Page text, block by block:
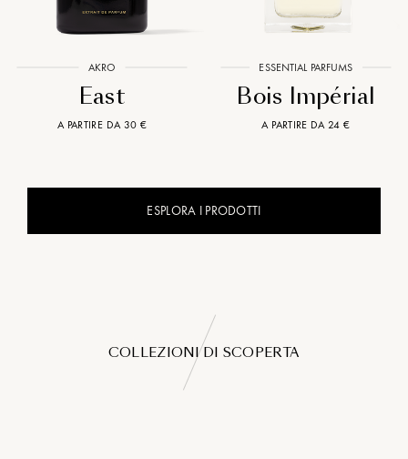
AKRO
East
A PARTIRE DA 30 €
ESSENTIAL PARFUMS
Bois Impérial
A PARTIRE DA 24 €
ESPLORA I PRODOTTI
COLLEZIONI DI SCOPERTA